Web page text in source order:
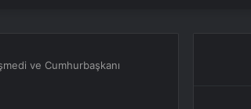
ve Cumhurbaşkanı